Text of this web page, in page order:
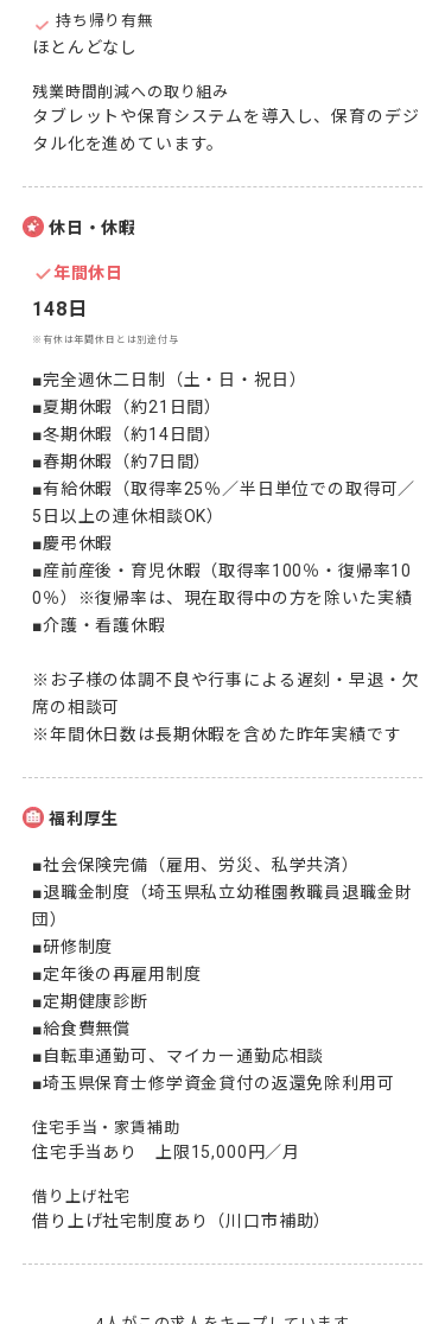
持ち帰り有無
ほとんどなし
残業時間削減への取り組み
タブレットや保育システムを導入し、保育のデジ
タル化を進めています。
休日・休暇
年間休日
148日
※有休は年間休日とは別途付与
■完全週休二日制（土・日・祝日）
■夏期休暇（約21日間）
■冬期休暇（約14日間）
■春期休暇（約7日間）
■有給休暇（取得率25％／半日単位での取得可／
5日以上の連休相談OK）
■慶弔休暇
■産前産後・育児休暇（取得率100％・復帰率10
0％）※復帰率は、現在取得中の方を除いた実績
■介護・看護休暇
※お子様の体調不良や行事による遅刻・早退・欠
席の相談可
※年間休日数は長期休暇を含めた昨年実績です
福利厚生
■社会保険完備（雇用、労災、私学共済）
■退職金制度（埼玉県私立幼稚園教職員退職金財
団）
■研修制度
■定年後の再雇用制度
■定期健康診断
■給食費無償
■自転車通勤可、マイカー通勤応相談
■埼玉県保育士修学資金貸付の返還免除利用可
住宅手当・家賃補助
住宅手当あり　上限15,000円／月
借り上げ社宅
借り上げ社宅制度あり（川口市補助）